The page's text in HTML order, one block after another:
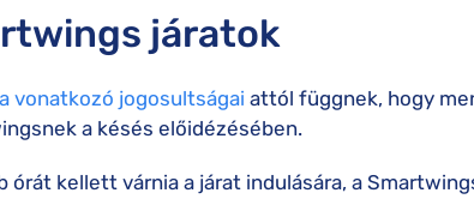
járatok
vonatkozó jogosultságai attól függnek, hogy
a késés előidézésében.
órát kellett várnia a járat indulására, a